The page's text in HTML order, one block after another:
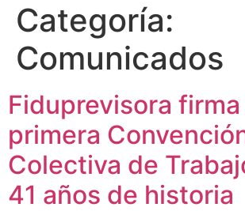
Categoría:
Comunicados
Fiduprevisora firma
primera
Colectiva de
41 años de historia